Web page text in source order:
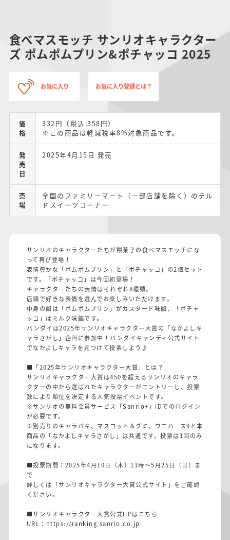
食べマスモッチ サンリオキャラクター
ズ ポムポムプリン&ポチャッコ 2025
お気に入り お気に入り登録とは？
価
格
332円（税込:358円）
※この商品は軽減税率8%対象商品です。
発
売
日
2025年4月15日 発売
売
場
全国のファミリーマート（一部店舗を除く）のチル
ドスイーツコーナー
サンリオのキャラクターたちが餅菓子の食べマスモッチにな
って再び登場！
表情豊かな「ポムポムプリン」と「ポチャッコ」の2個セット
です。「ポチャッコ」は今回初登場！
キャラクターたちの表情はそれぞれ8種類。
店頭で好きな表情を選んでお楽しみいただけます。
中身の餡は「ポムポムプリン」がカスタード味餡、「ポチャ
ッコ」はミルク味餡です。
バンダイは2025年サンリオキャラクター大賞の「なかよしキ
ャラさがし」企画に参加中！バンダイキャンディ公式サイト
でなかよしキャラを見つけて投票しよう♪
■「2025年サンリオキャラクター大賞」とは？​
サンリオキャラクター大賞は450を超えるサンリオのキャラ
クターの中から選ばれたキャラクターがエントリーし、投票
数により順位を決定する人気投票イベントです。
※サンリオの無料会員サービス「Sanrio+」IDでのログイン
が必要です。
※別売りのキャラパキ、マスコット＆グミ、ウエハース9と本
商品の「なかよしキャラさがし」は共通です。投票は1回のみ
になります。
■投票期間：2025年4月10日（木）11時～5月25日（日）ま
で
詳しくは「サンリオキャラクター大賞公式サイト 」をご確認
ください。
■サンリオキャラクター大賞公式HPはこちら
URL： https://ranking.sanrio.co.jp